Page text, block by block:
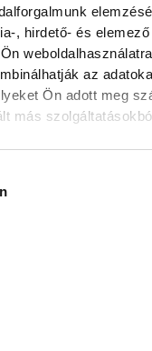
, hirdető- és
az
Ön adott meg
más
könyv
Herth Viktória
Tóth